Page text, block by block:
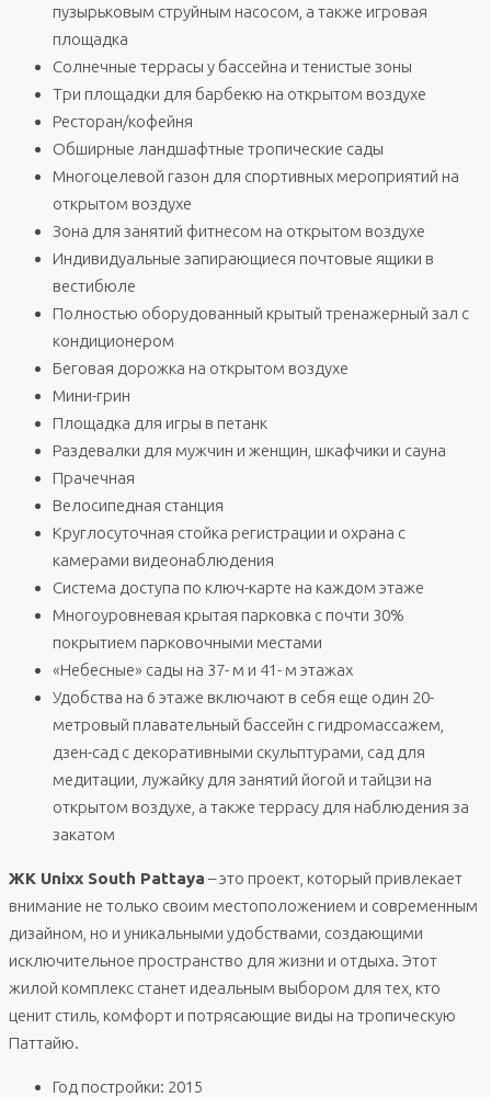
пузырьковым струйным насосом, а также игровая
площадка
Солнечные террасы у бассейна и тенистые зоны
Три площадки для барбекю на открытом воздухе
Ресторан/кофейня
Обширные ландшафтные тропические сады
Многоцелевой газон для спортивных мероприятий на
открытом воздухе
Зона для занятий фитнесом на открытом воздухе
Индивидуальные запирающиеся почтовые ящики в
вестибюле
Полностью оборудованный крытый тренажерный зал с
кондиционером
Беговая дорожка на открытом воздухе
Мини-грин
Площадка для игры в петанк
Раздевалки для мужчин и женщин, шкафчики и сауна
Прачечная
Велосипедная станция
Круглосуточная стойка регистрации и охрана с
камерами видеонаблюдения
Система доступа по ключ-карте на каждом этаже
Многоуровневая крытая парковка с почти 30%
покрытием парковочными местами
«Небесные» сады на 37- м и 41- м этажах
Удобства на 6 этаже включают в себя еще один 20-
метровый плавательный бассейн с гидромассажем,
дзен-сад с декоративными скульптурами, сад для
медитации, лужайку для занятий йогой и тайцзи на
открытом воздухе, а также террасу для наблюдения за
закатом
ЖК Unixx South Pattaya – это проект, который привлекает
внимание не только своим местоположением и современным
дизайном, но и уникальными удобствами, создающими
исключительное пространство для жизни и отдыха. Этот
жилой комплекс станет идеальным выбором для тех, кто
ценит стиль, комфорт и потрясающие виды на тропическую
Паттайю.
Год постройки: 2015